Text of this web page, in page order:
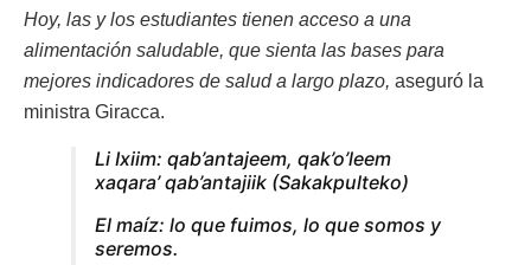
Hoy, las y los estudiantes tienen acceso a una
alimentación saludable, que sienta las bases para
mejores indicadores de salud a largo plazo, aseguró la
ministra Giracca.
Li Ixiim: qab’antajeem, qak’o’leem
xaqara’ qab’antajiik (Sakakpulteko)
El maíz: lo que fuimos, lo que somos y
seremos.